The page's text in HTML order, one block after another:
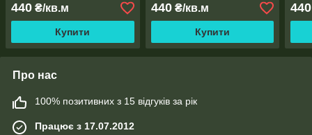
440 ₴/кв.м
Купити
440₴/кв.м
Купити
440
Про нас
100% позитивних з 15 відгуків за рік
Працює з 17.07.2012